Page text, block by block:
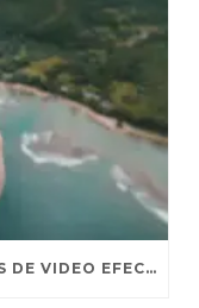
CÓMO DESARROLLAR CAMPAÑAS DE VIDEO EFECTIVAS PARA CONVESIONES